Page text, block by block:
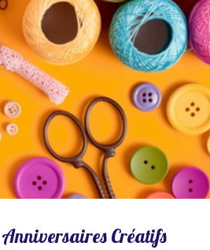
Anniversaires Créatifs